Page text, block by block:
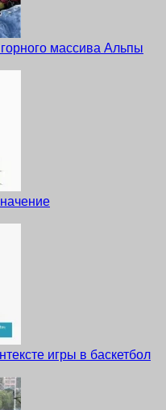
массива Альпы
игры в баскетбол